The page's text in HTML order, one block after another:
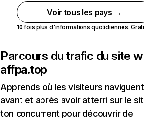
Voir tous les pays →
10 fois plus d'informations quotidiennes.
Parcours du trafic du site
affpa.top
Apprends où les visiteurs naviguent
avant et après avoir atterri sur le
ton concurrent pour découvrir de